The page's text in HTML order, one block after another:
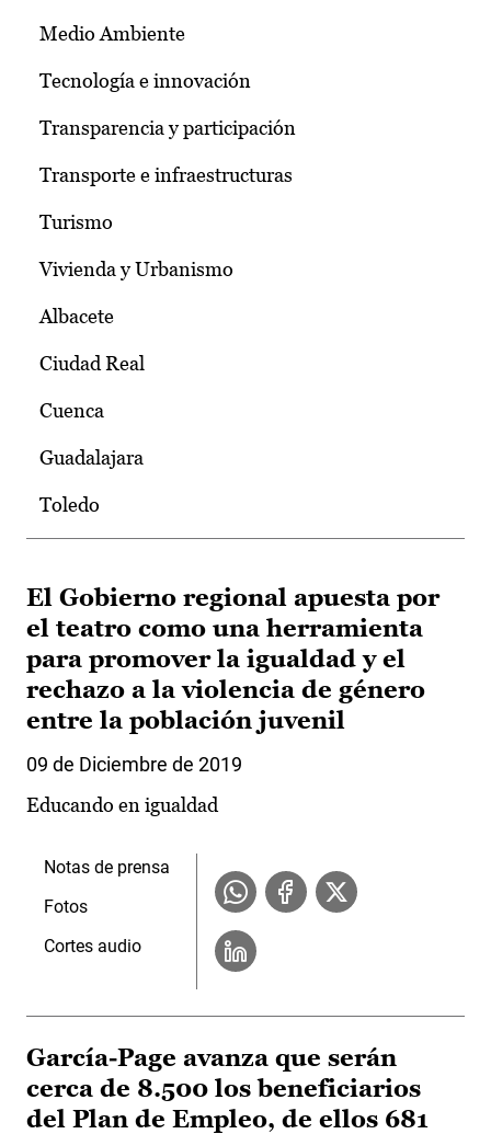
Medio Ambiente
Tecnología e innovación
Transparencia y participación
Transporte e infraestructuras
Turismo
Vivienda y Urbanismo
Albacete
Ciudad Real
Cuenca
Guadalajara
Toledo
El Gobierno regional apuesta por
el teatro como una herramienta
para promover la igualdad y el
rechazo a la violencia de género
entre la población juvenil
09 de Diciembre de 2019
Educando en igualdad
Notas de prensa
Fotos
Cortes audio
García-Page avanza que serán
cerca de 8.500 los beneficiarios
del Plan de Empleo, de ellos 681